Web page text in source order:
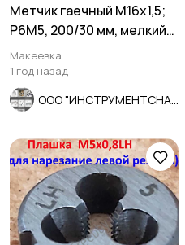
Метчик гаечный М16х1,5;
Р6М5, 200/30 мм, мелкий
шаг, 2640-0189, СССР.
Макеевка
1 год назад